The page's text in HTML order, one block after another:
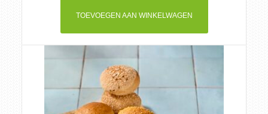
TOEVOEGEN AAN WINKELWAGEN